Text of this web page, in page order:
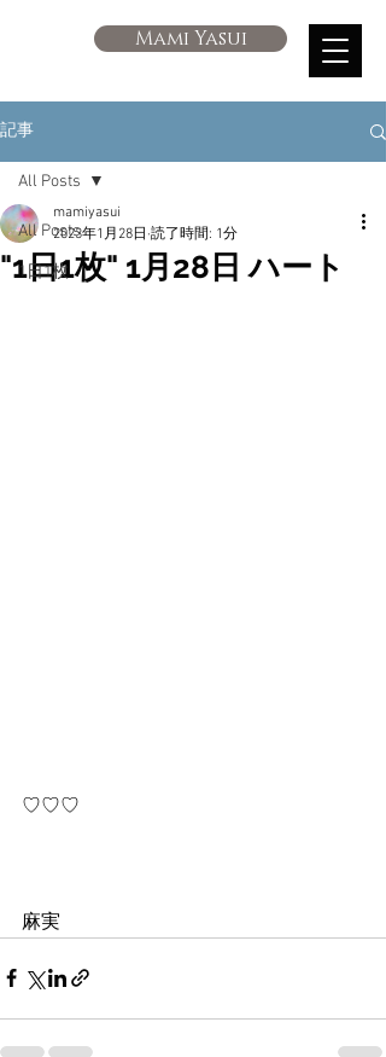
Mami Yasui
記事
All Posts
1日1枚
All Posts
"1日1枚" 1月28日 ハート
mamiyasui
2023年1月28日 読了時間: 1分
♡♡♡
麻実